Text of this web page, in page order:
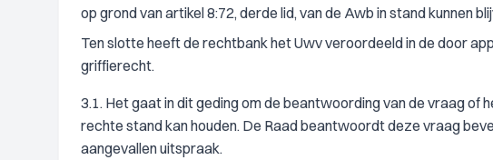
op grond van artikel 8:72, derde lid, van de Awb in stand kunnen
Ten slotte heeft de rechtbank het Uwv veroordeeld in de door
griffierecht.
3.1. Het gaat in dit geding om de beantwoording van de vraag
rechte stand kan houden. De Raad beantwoordt deze vraag
aangevallen uitspraak.